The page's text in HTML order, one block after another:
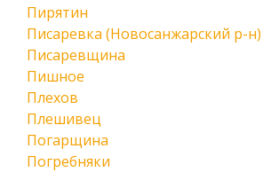
Пирятин
Писаревка (Новосанжарский р-н)
Писаревщина
Пишное
Плехов
Плешивец
Погарщина
Погребняки